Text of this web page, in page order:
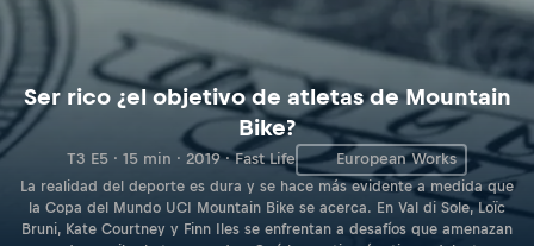
Ser rico ¿el objetivo de atletas de Mountain
Bike?
T3 E5 · 15 min · 2019 · Fast Life European Works
La realidad del deporte es dura y se hace más evidente a medida que
la Copa del Mundo UCI Mountain Bike se acerca. En Val di Sole, Loïc
Bruni, Kate Courtney y Finn Iles se enfrentan a desafíos que amenazan